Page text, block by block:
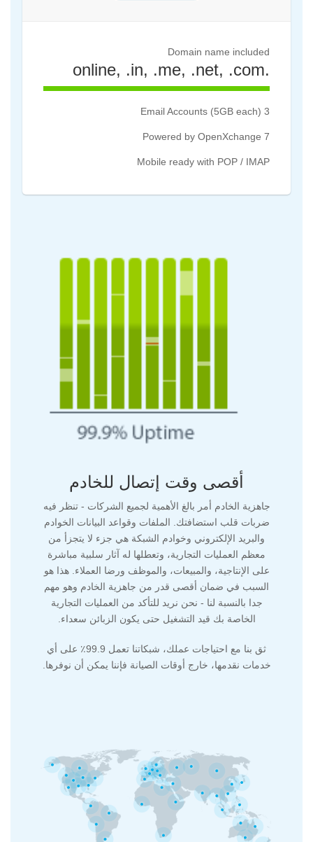
Domain name included
.online, .in, .me, .net, .com
100%
Complete
3 Email Accounts (5GB each)
Powered by OpenXchange 7
Mobile ready with POP / IMAP
أقصى وقت إتصال للخادم
جاهزية الخادم أمر بالغ الأهمية لجميع الشركات - تنظر فيه
ضربات قلب استضافتك. الملفات وقواعد البيانات الخوادم
والبريد الإلكتروني وخوادم الشبكة هي جزء لا يتجزأ من
معظم العمليات التجارية، وتعطلها له آثار سلبية مباشرة
على الإنتاجية، والمبيعات، والموظف ورضا العملاء. هذا هو
السبب في ضمان أقصى قدر من جاهزية الخادم وهو مهم
جدا بالنسبة لنا - نحن نريد للتأكد من العمليات التجارية
الخاصة بك قيد التشغيل حتى يكون الزبائن سعداء.
ثق بنا مع احتياجات عملك، شبكاتنا تعمل 99.9٪ على أي
خدمات نقدمها، خارج أوقات الصيانة فإننا يمكن أن نوفرها.